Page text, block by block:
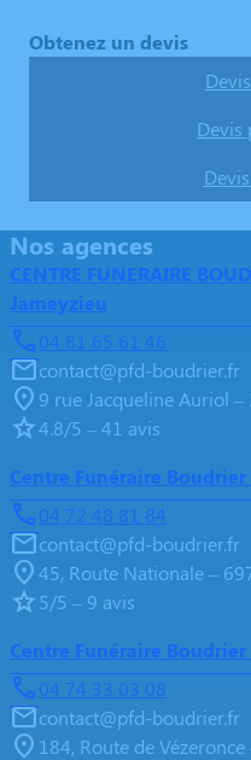
Obtenez un devis
Devis
Nos agences
CENTRE FUNERAIRE
Jameyzieu
04 81 65 61 46
contact@pfd-boudrier.fr
9 rue Jacqueline Auriol
4.8/5 – 41 avis
Centre Funéraire
04 72 48 81 84
contact@pfd-boudrier.fr
45, Route Nationale –
5/5 – 9 avis
Centre Funéraire Boudrier
04 74 33 03 08
contact@pfd-boudrier.fr
184, Route de